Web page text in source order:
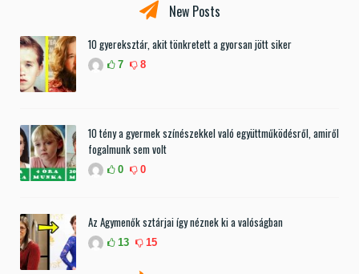
New Posts
10 gyereksztár, akit tönkretett a gyorsan jött siker
7 8
10 tény a gyermek színészekkel való együttműködésről, amiről
fogalmunk sem volt
0 0
Az Agymenők sztárjai így néznek ki a valóságban
13 15